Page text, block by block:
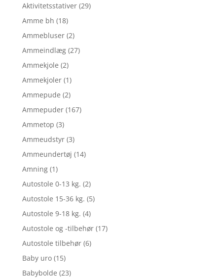
Aktivitetsstativer (29)
Amme bh (18)
Ammebluser (2)
Ammeindlæg (27)
Ammekjole (2)
Ammekjoler (1)
Ammepude (2)
Ammepuder (167)
Ammetop (3)
Ammeudstyr (3)
Ammeundertøj (14)
Amning (1)
Autostole 0-13 kg. (2)
Autostole 15-36 kg. (5)
Autostole 9-18 kg. (4)
Autostole og -tilbehør (17)
Autostole tilbehør (6)
Baby uro (15)
Babybolde (23)